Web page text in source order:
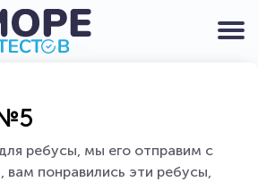
ребусы, мы его отправим с
вам понравились эти ребусы,